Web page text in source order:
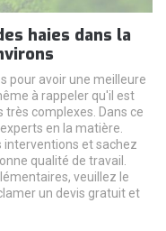
haies dans la
pour avoir une meilleure
à rappeler qu'il est
complexes. Dans ce
en la matière.
interventions et sachez
qualité de travail.
veuillez le
un devis gratuit et